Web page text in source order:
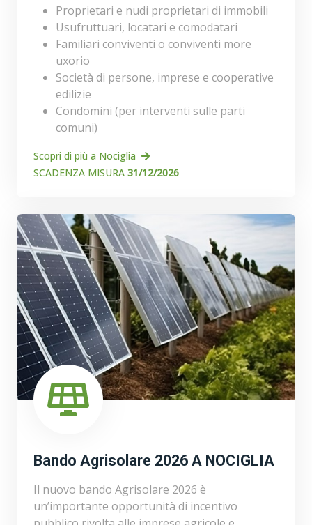
Proprietari e nudi proprietari di immobili
Usufruttuari, locatari e comodatari
Familiari conviventi o conviventi more
uxorio
Società di persone, imprese e cooperative
edilizie
Condomini (per interventi sulle parti
comuni)
Scopri di più a Nociglia
SCADENZA MISURA 31/12/2026
Bando Agrisolare 2026 A NOCIGLIA
Il nuovo bando Agrisolare 2026 è
un’importante opportunità di incentivo